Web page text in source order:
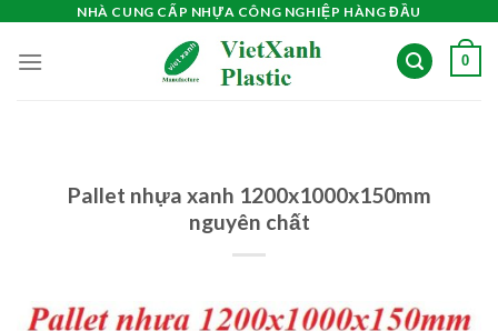
content
NHÀ CUNG CẤP NHỰA CÔNG NGHIỆP HÀNG ĐẦU
0
Pallet nhựa xanh 1200x1000x150mm
nguyên chất